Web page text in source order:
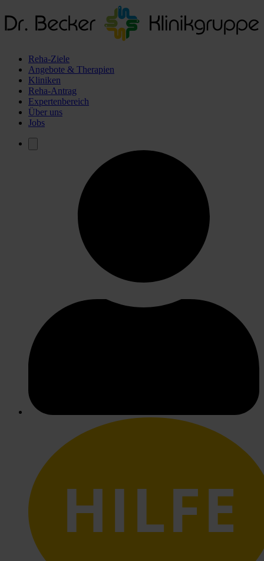
Reha-Ziele
Angebote & Therapien
Kliniken
Reha-Antrag
Expertenbereich
Über uns
Jobs
HILFE